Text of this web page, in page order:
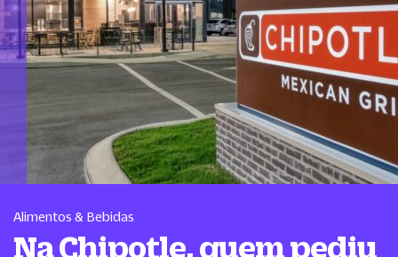
Alimentos & Bebidas
Na Chipotle, quem pediu